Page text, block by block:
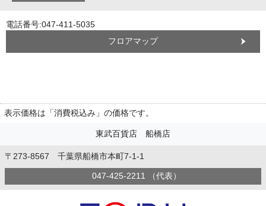
電話番号:047-411-5035
フロアマップ
表示価格は「消費税込み」の価格です。
東武百貨店 船橋店
〒273-8567 千葉県船橋市本町7-1-1
047-425-2211 （代表）